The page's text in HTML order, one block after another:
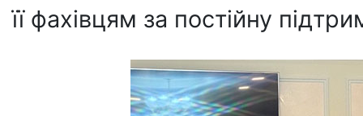
її фахівцям за постійну